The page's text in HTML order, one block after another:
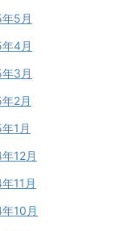
5月
4月
3月
2月
1月
12月
11月
10月